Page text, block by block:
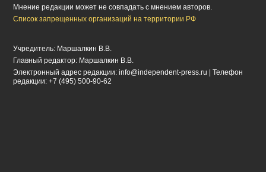
Мнение редакции может не совпадать с мнением авторов.
Список запрещенных организаций на территории РФ
Учредитель: Маршалкин В.В.
Главный редактор: Маршалкин В.В.
Электронный адрес редакции:info@independent-press.ru | Телефон
редакции: +7 (495) 500-90-62